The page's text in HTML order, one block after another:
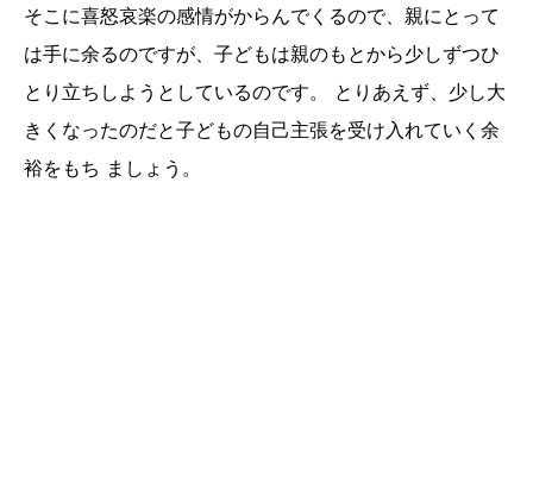
そこに喜怒哀楽の感情がからんでくるので、親にとって
は手に余るのですが、子どもは親のもとから少しずつひ
とり立ちしようとしているのです。 とりあえず、少し大
きくなったのだと子どもの自己主張を受け入れていく余
裕をもち ましょう。